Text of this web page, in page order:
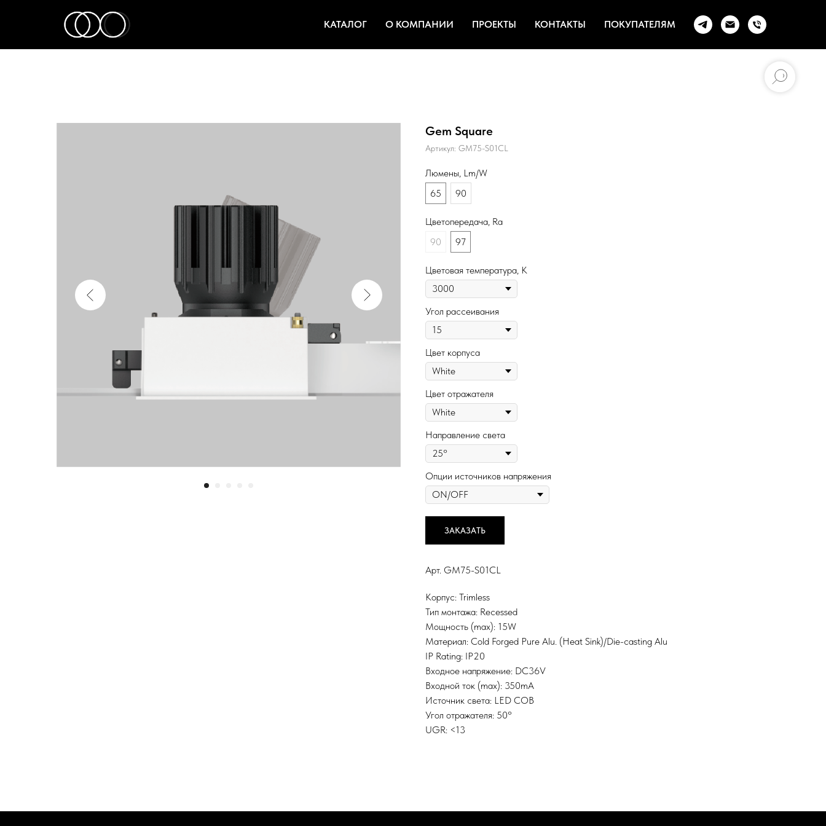
КАТАЛОГ О КОМПАНИИ ПРОЕКТЫ КОНТАКТЫ ПОКУПАТЕЛЯМ
Gem Square
Артикул: GM75-S01CL
Люмены, Lm/W
65
90
Цветопередача, Ra
90
97
Цветовая температура, К
Угол рассеивания
Цвет корпуса
Цвет отражателя
Направление света
Опции источников напряжения
ЗАКАЗАТЬ
Арт. GM75-S01CL
Корпус: Trimless
Тип монтажа: Recessed
Мощность (max): 15W
Материал: Cold Forged Pure Alu. (Heat Sink)/Die-casting Alu
IP Rating: IP20
Входное напряжение: DC36V
Входной ток (mах): 350mА
Источник света: LED COB
Угол отражателя: 50°
UGR: <13